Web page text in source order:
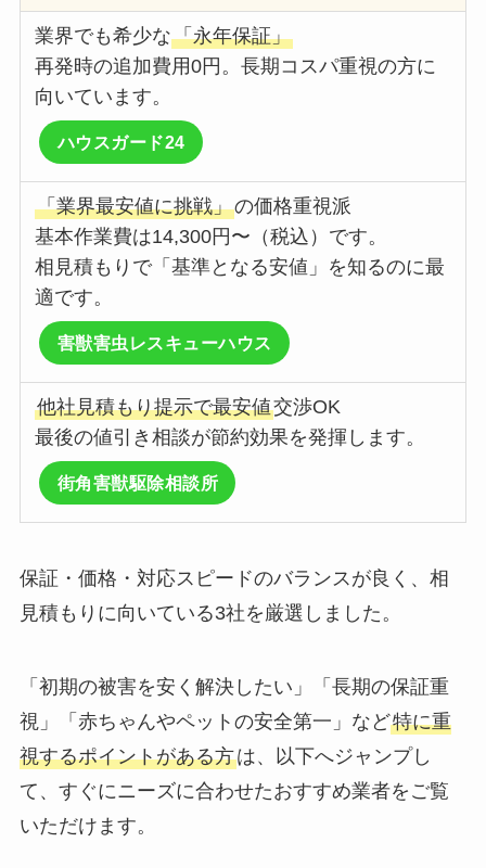
業界でも希少な「永年保証」
再発時の追加費用0円。長期コスパ重視の方に
向いています。
ハウスガード24
「業界最安値に挑戦」の価格重視派
基本作業費は14,300円〜（税込）です。
相見積もりで「基準となる安値」を知るのに最
適です。
害獣害虫レスキューハウス
他社見積もり提示で最安値交渉OK
最後の値引き相談が節約効果を発揮します。
街角害獣駆除相談所
保証・価格・対応スピードのバランスが良く、相
見積もりに向いている3社を厳選しました。
「初期の被害を安く解決したい」「長期の保証重
視」「赤ちゃんやペットの安全第一」など特に重
視するポイントがある方は、以下へジャンプし
て、すぐにニーズに合わせたおすすめ業者をご覧
いただけます。